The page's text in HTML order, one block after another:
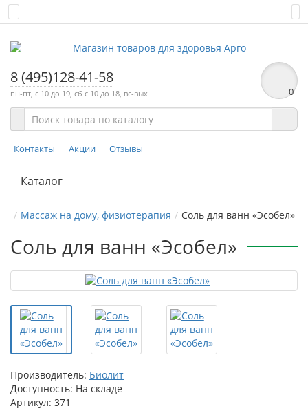
8 (495)128-41-58
пн-пт, с 10 до 19, сб с 10 до 18, вс-вых 0
Контакты Акции Отзывы
Каталог
Массаж на дому, физиотерапия Соль для ванн «Эсобел»
Соль для ванн «Эсобел»
Производитель: Биолит
Доступность: На складе
Артикул: 371